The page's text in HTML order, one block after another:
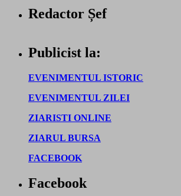
Redactor Șef
Publicist la:
EVENIMENTUL ISTORIC
EVENIMENTUL ZILEI
ZIARISTI ONLINE
ZIARUL BURSA
FACEBOOK
Facebook